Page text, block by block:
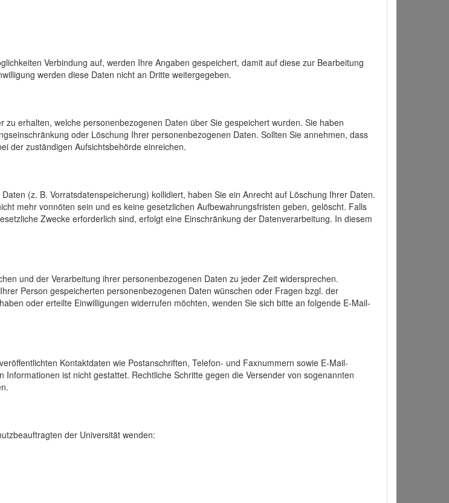
Verbindung auf, werden Ihre Angaben gespeichert, damit auf diese zur Bearbeitung
werden diese Daten nicht an Dritte weitergegeben.
erhalten, welche personenbezogenen Daten über Sie gespeichert wurden. Sie haben
oder Löschung Ihrer personenbezogenen Daten. Sollten Sie annehmen, dass
der zuständigen Aufsichtsbehörde einreichen.
(z. B. Vorratsdatenspeicherung) kollidiert, haben Sie ein Anrecht auf Löschung Ihrer Daten.
mehr vonnöten sein und es keine gesetzlichen Aufbewahrungsfristen geben, gelöscht. Falls
Zwecke erforderlich sind, erfolgt eine Einschränkung der Datenverarbeitung. In diesem
und der Verarbeitung ihrer personenbezogenen Daten zu jeder Zeit widersprechen.
Person gespeicherten personenbezogenen Daten wünschen oder Fragen bzgl. der
oder erteilte Einwilligungen widerrufen möchten, wenden Sie sich bitte an folgende E-Mail-
Kontaktdaten wie Postanschriften, Telefon- und Faxnummern sowie E-Mail-
ist nicht gestattet. Rechtliche Schritte gegen die Versender von sogenannten
der Universität wenden: